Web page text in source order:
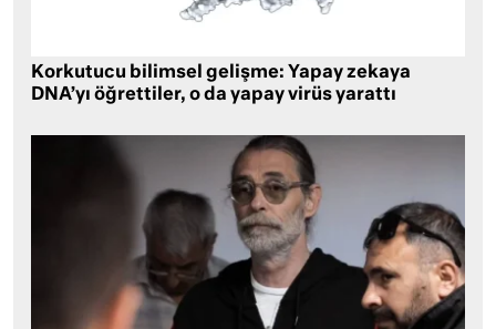
Korkutucu bilimsel gelişme: Yapay zekaya
DNA’yı öğrettiler, o da yapay virüs yarattı